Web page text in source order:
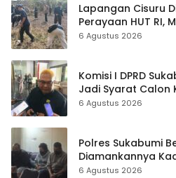
Lapangan Cisuru
Perayaan HUT RI,
Warga Satukan
6 Agustus 2026
Komisi I DPRD
Jadi Syarat Calon
6 Agustus 2026
Polres Sukabumi
Diamankannya
Kasus Sabu
6 Agustus 2026